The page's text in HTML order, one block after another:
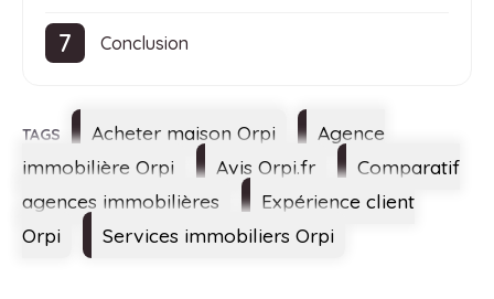
Conclusion
Étiquettes
Acheter maison Orpi
Agence
immobilière Orpi
Avis Orpi.fr
Comparatif
agences immobilières
Expérience client
Orpi
Services immobiliers Orpi